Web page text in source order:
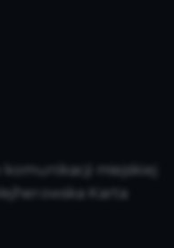
miejskiej
Karta